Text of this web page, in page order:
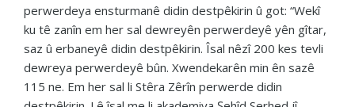
perwerdeya ensturmanê didin destpêkirin û got: “Wekî
ku tê zanîn em her sal dewreyên perwerdeyê yên gîtar,
saz û erbaneyê didin destpêkirin. Îsal nêzî 200 kes tevli
dewreya perwerdeyê bûn. Xwendekarên min ên sazê
115 ne. Em her sal li Stêra Zêrîn perwerde didin